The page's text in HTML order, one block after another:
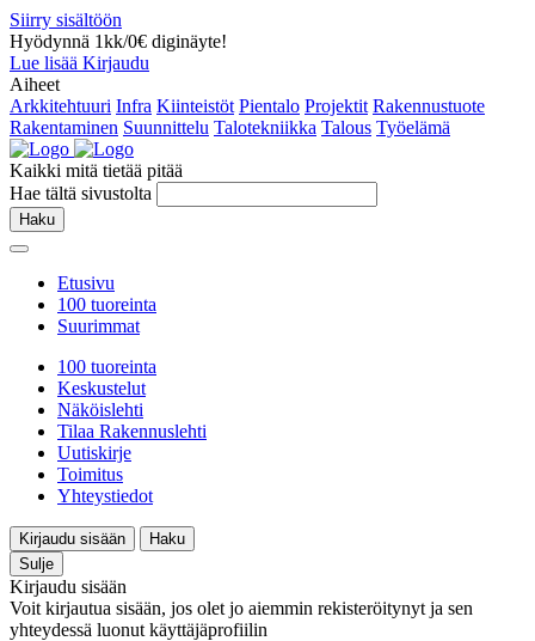
Siirry sisältöön
Hyödynnä 1kk/0€ diginäyte!
Lue lisää Kirjaudu
Aiheet
Arkkitehtuuri Infra Kiinteistöt Pientalo Projektit Rakennustuote
Rakentaminen Suunnittelu Talotekniikka Talous Työelämä
Kaikki mitä tietää pitää
Hae tältä sivustolta
Haku
Etusivu
100 tuoreinta
Suurimmat
100 tuoreinta
Keskustelut
Näköislehti
Tilaa Rakennuslehti
Uutiskirje
Toimitus
Yhteystiedot
Kirjaudu sisään
Haku
Sulje
Kirjaudu sisään
Voit kirjautua sisään, jos olet jo aiemmin rekisteröitynyt ja sen
yhteydessä luonut käyttäjäprofiilin